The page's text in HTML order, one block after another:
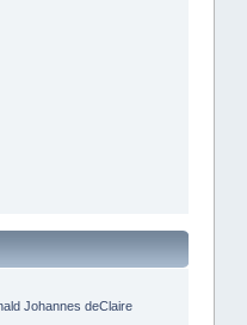
Johannes deClaire